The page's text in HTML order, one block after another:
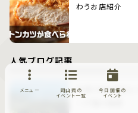
わうお店紹介
人気ブログ記事
牛窓で咲き誇るヒ
メニュー
岡山県の
イベント一覧
今日開催の
イベント